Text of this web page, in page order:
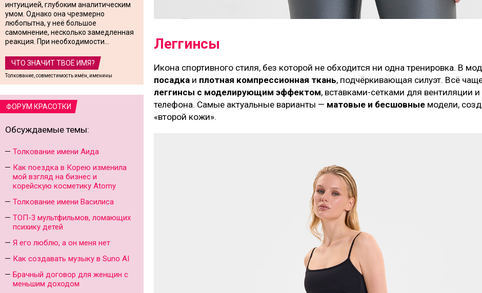
интуицией, глубоким аналитическим
умом. Однако она чрезмерно
любопытна, у неё большое
самомнение, несколько замедленная
реакция. При необходимости...
ЧТО ЗНАЧИТ ТВОЁ ИМЯ?
Толкование, совместимость имён, именины
ФОРУМ КРАСОТКИ
Обсуждаемые темы:
Толкование имени Аида
Как поездка в Корею изменила
мой взгляд на бизнес и
корейскую косметику Atomy
Толкование имени Василиса
ТОП-3 мультфильмов, ломающих
психику детей
Я его люблю, а он меня нет
Как создавать музыку в Suno AI
Брачный договор для женщин с
меньшим доходом
Леггинсы
Икона спортивного стиля, без которой не обходится ни одна тренировка. В
посадка и плотная компрессионная ткань, подчёркивающая силуэт. Всё
леггинсы с моделирующим эффектом, вставками-сетками для вентиляции
телефона. Самые актуальные варианты — матовые и бесшовные модели,
«второй кожи».